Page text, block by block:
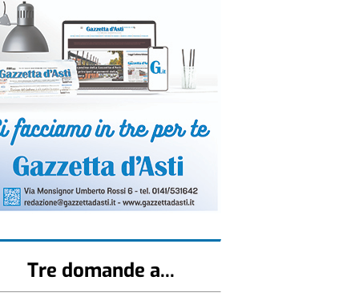
Tre domande a...